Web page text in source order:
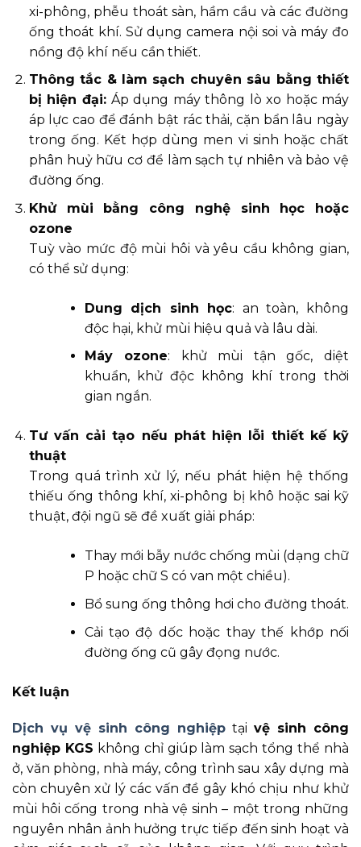
xi-phông, phễu thoát sàn, hầm cầu và các đường
ống thoát khí. Sử dụng camera nội soi và máy đo
nồng độ khí nếu cần thiết.
Thông tắc & làm sạch chuyên sâu bằng thiết
bị hiện đại:Áp dụng máy thông lò xo hoặc máy
áp lực cao để đánh bật rác thải, cặn bẩn lâu ngày
trong ống. Kết hợp dùng men vi sinh hoặc chất
phân huỷ hữu cơ để làm sạch tự nhiên và bảo vệ
đường ống.
Khử mùi bằng công nghệ sinh học hoặc
ozone
Tuỳ vào mức độ mùi hôi và yêu cầu không gian,
có thể sử dụng:
Dung dịch sinh học: an toàn, không
độc hại, khử mùi hiệu quả và lâu dài.
Máy ozone: khử mùi tận gốc, diệt
khuẩn, khử độc không khí trong thời
gian ngắn.
Tư vấn cải tạo nếu phát hiện lỗi thiết kế kỹ
thuật
Trong quá trình xử lý, nếu phát hiện hệ thống
thiếu ống thông khí, xi-phông bị khô hoặc sai kỹ
thuật, đội ngũ sẽ đề xuất giải pháp:
Thay mới bẫy nước chống mùi (dạng chữ
P hoặc chữ S có van một chiều).
Bổ sung ống thông hơi cho đường thoát.
Cải tạo độ dốc hoặc thay thế khớp nối
đường ống cũ gây đọng nước.
Kết luận
Dịch vụ vệ sinh công nghiệp tại vệ sinh công
nghiệp KGS không chỉ giúp làm sạch tổng thể nhà
ở, văn phòng, nhà máy, công trình sau xây dựng mà
còn chuyên xử lý các vấn đề gây khó chịu như khử
mùi hôi cống trong nhà vệ sinh – một trong những
nguyên nhân ảnh hưởng trực tiếp đến sinh hoạt và